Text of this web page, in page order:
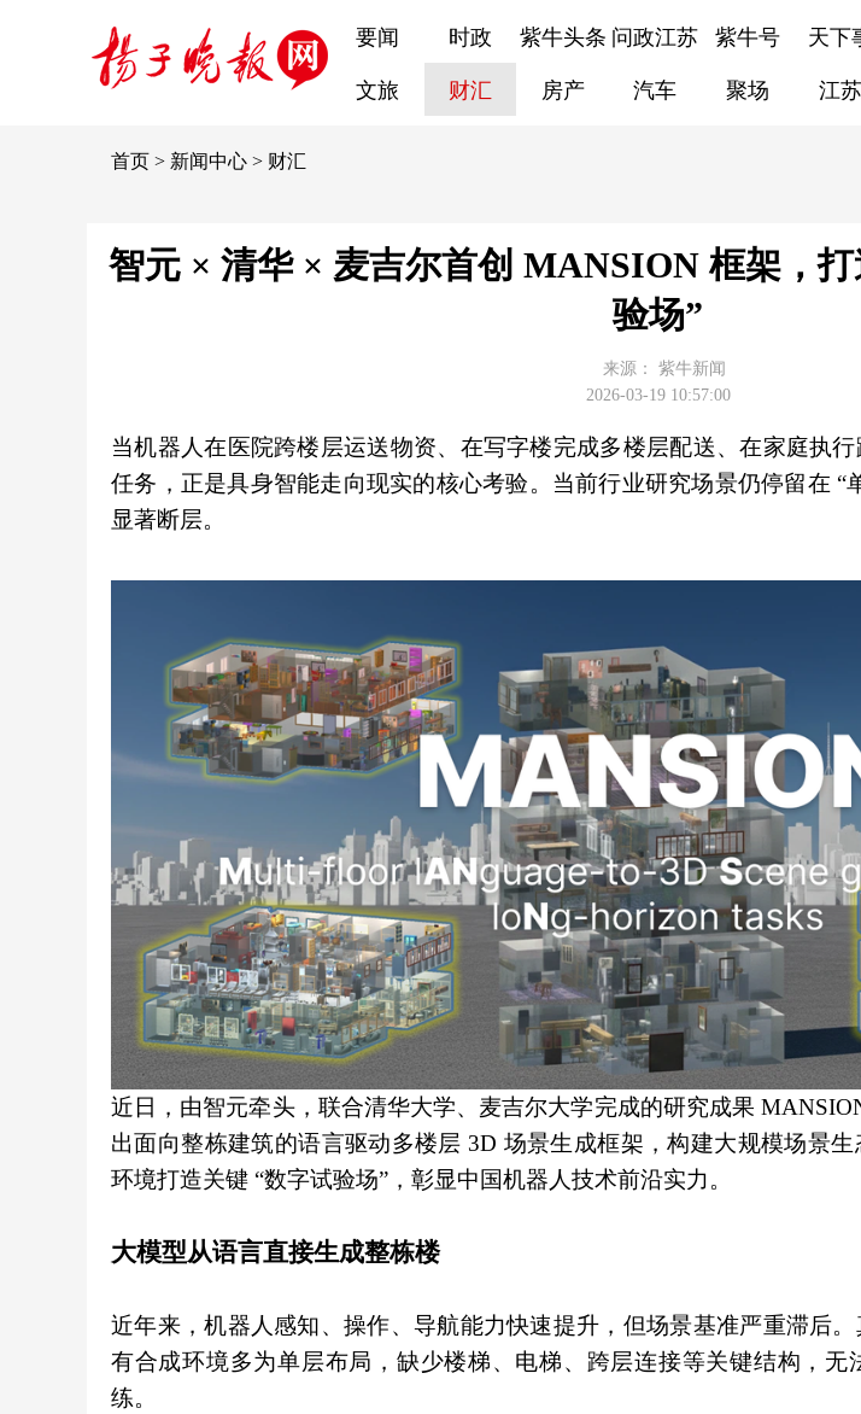
要闻 时政 紫牛头条 问政江苏 紫牛号 天下
文旅 财汇 房产 汽车 聚场 江苏
首页 > 新闻中心 > 财汇
智元 × 清华 × 麦吉尔首创 MANSION 框架，
验场”
来源：
紫牛新闻
2026-03-19 10:57:00
当机器人在医院跨楼层运送物资、在写字楼完成多楼层配送、在家庭执
任务，正是具身智能走向现实的核心考验。当前行业研究场景仍停留在 “
显著断层。
近日，由智元牵头，联合清华大学、麦吉尔大学完成的研究成果
出面向整栋建筑的语言驱动多楼层 3D 场景生成框架，构建大规模场景
环境打造关键 “数字试验场”，彰显中国机器人技术前沿实力。
大模型从语言直接生成整栋楼
近年来，机器人感知、操作、导航能力快速提升，但场景基准严重滞后
有合成环境多为单层布局，缺少楼梯、电梯、跨层连接等关键结构，无
练。